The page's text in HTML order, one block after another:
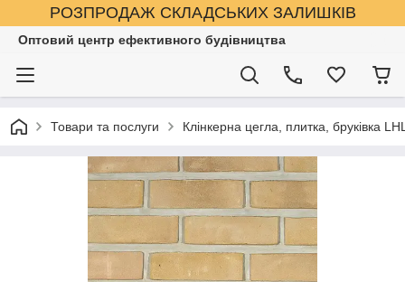
РОЗПРОДАЖ СКЛАДСЬКИХ ЗАЛИШКІВ
Оптовий центр ефективного будівництва
Товари та послуги Клінкерна цегла, плитка, бруківка